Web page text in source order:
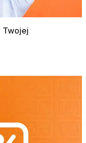
Twojej